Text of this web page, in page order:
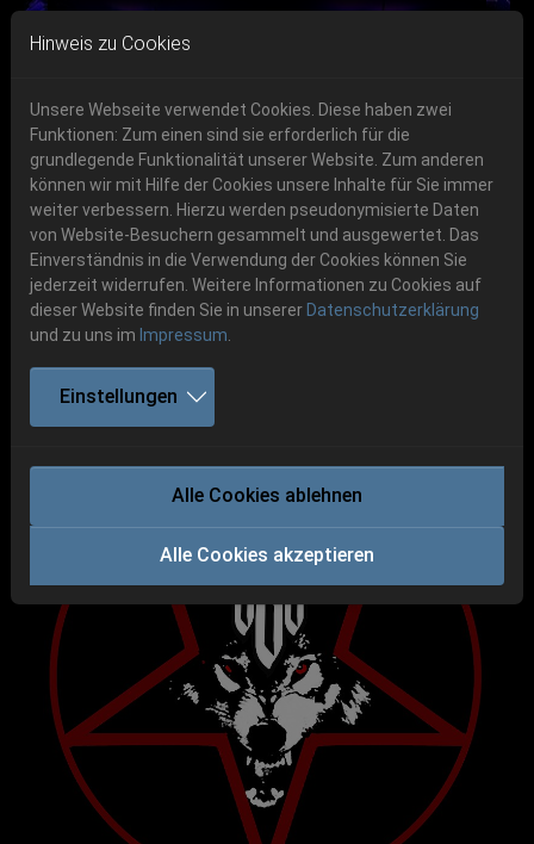
Skip to main navigation
Skip to main content
Skip to page footer
06.-08. August 2026
Schlotheim, Flugplatz Obermehler
Get your tickets!
Ticketshop www.cudgel.de
Previous Next
DESTRÖYER 666
Hinweis zu Cookies
Unsere Webseite verwendet Cookies. Diese haben zwei
Funktionen: Zum einen sind sie erforderlich für die
grundlegende Funktionalität unserer Website. Zum anderen
können wir mit Hilfe der Cookies unsere Inhalte für Sie immer
weiter verbessern. Hierzu werden pseudonymisierte Daten
von Website-Besuchern gesammelt und ausgewertet. Das
Einverständnis in die Verwendung der Cookies können Sie
jederzeit widerrufen. Weitere Informationen zu Cookies auf
dieser Website finden Sie in unserer Datenschutzerklärung
und zu uns im Impressum
Einstellungen
Alle Cookies ablehnen
Alle Cookies akzeptieren